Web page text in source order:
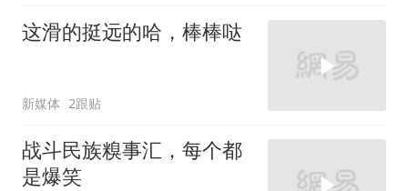
这滑的挺远的哈，棒棒哒
新媒体 2跟贴
战斗民族糗事汇，每个都
是爆笑